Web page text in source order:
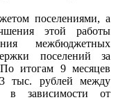
поселениями, а
этой работы
межбюджетных
поселений за
итогам 9 месяцев
тыс. рублей между
в зависимости от